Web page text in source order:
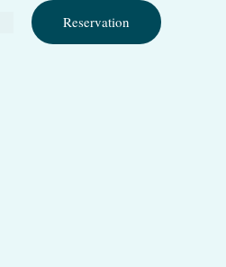
Reservation